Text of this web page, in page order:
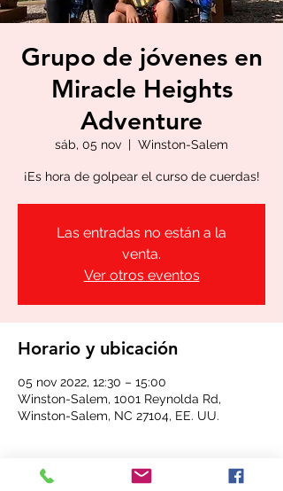
Grupo de jóvenes en
Miracle Heights
Adventure
sáb, 05 nov
  |
Winston-Salem
¡Es hora de golpear el curso de cuerdas!
Las entradas no están a la
venta.
Ver otros eventos
Horario y ubicación
05 nov 2022, 12:30 – 15:00
Winston-Salem, 1001 Reynolda Rd,
Winston-Salem, NC 27104, EE. UU.